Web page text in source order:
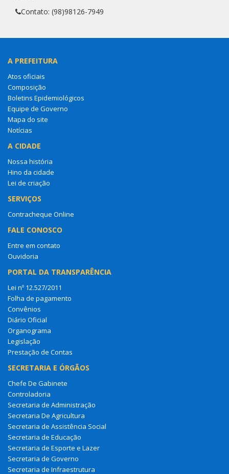
Contato: (98)98126-7949
A PREFEITURA
Atos oficiais
Composição
Boletins Epidemiológicos
Equipe de Governo
Mapa do site
Notícias
A CIDADE
Nossa história
Hino da cidade
Lei de criação
SERVIÇOS
Contracheque Online
FALE CONOSCO
Entre em contato
Ouvidoria
PORTAL DA TRANSPARÊNCIA
Lei nº 12.527/2011
Folha de pagamento
Convênios
Diário Oficial
Organograma
Legislação
Prestação de Contas
SECRETARIA E ÓRGÃOS
Chefe De Gabinete
Controladoria
Secretaria de Administração
Secretaria De Agricultura
Secretaria de Assistência Social
Secretaria de Educação
Secretaria de Esporte e Lazer
Secretaria de Governo
Secretaria de Infraestrutura